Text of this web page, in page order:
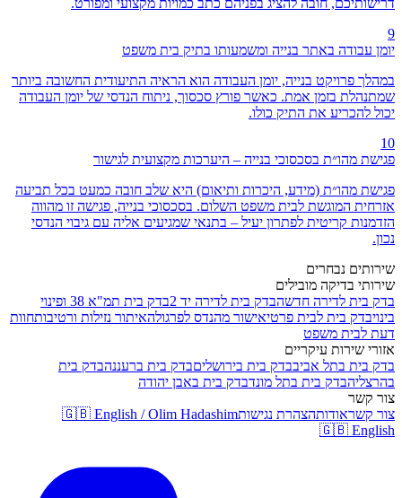
9
יומן עבודה באתר בנייה ומשמעותו בתיק בית משפט
במהלך פרויקט בנייה, יומן העבודה הוא הראיה התיעודית החשובה ביותר
שמתנהלת בזמן אמת. כאשר פורץ סכסוך, ניתוח הנדסי של יומן העבודה
יכול להכריע את התיק כולו.
10
פגישת מהו״ת בסכסוכי בנייה – היערכות מקצועית לגישור
פגישת מהו״ת (מידע, היכרות ותיאום) היא שלב חובה כמעט בכל תביעה
אזרחית המוגשת לבית משפט השלום. בסכסוכי בנייה, פגישה זו מהווה
הזדמנות קריטית לפתרון יעיל – בתנאי שמגיעים אליה עם גיבוי הנדסי
נכון.
שירותים נבחרים
שירותי בדיקה מובילים
בדק בית לדירה חדשהבדק בית לדירה יד 2
בדק בית תמ"א 38 ופינוי
בינויבדק בית לבית פרטיאישור מהנדס לפרגולהאיתור נזילות ורטיבותחוות
דעת לבית משפט
אזורי שירות עיקריים
בדק בית בתל אביבבדק בית בירושליםבדק בית ברעננהבדק בית
בהרצליהבדק בית בתל מונדבדק בית באבן יהודה
צור קשר
צור קשראודותהצהרת נגישות🇬🇧 English / Olim Hadashim
🇬🇧 English